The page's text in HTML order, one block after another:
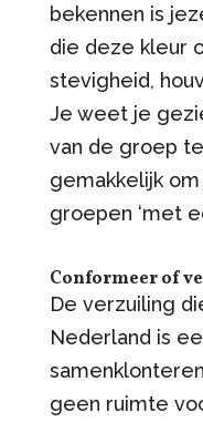
bekennen is
die deze kleur
stevigheid,
Je weet je
van de groep
gemakkelijk
groepen ‘met
Conformeer of
De verzuiling
Nederland is
geen ruimte